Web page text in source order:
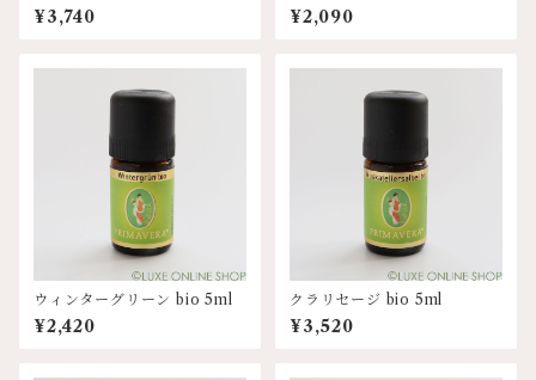
¥3,740 ¥2,090
ウィンターグリーン bio 5ml
¥2,420
クラリセージ bio 5ml
¥3,520